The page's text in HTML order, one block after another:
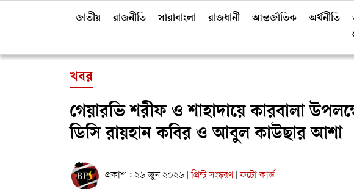
জাতীয় রাজনীতি সারাবাংলা রাজধানী আন্তর্জাতিক অর্থনীতি
খবর
গেয়ারভি শরীফ ও শাহাদায়ে কারবালা
ডিসি রায়হান কবির ও আবুল কাউছার আশা
প্রকাশ : ২৬ জুন ২০২৬ প্রিন্ট সংস্করণ ফটো কার্ড